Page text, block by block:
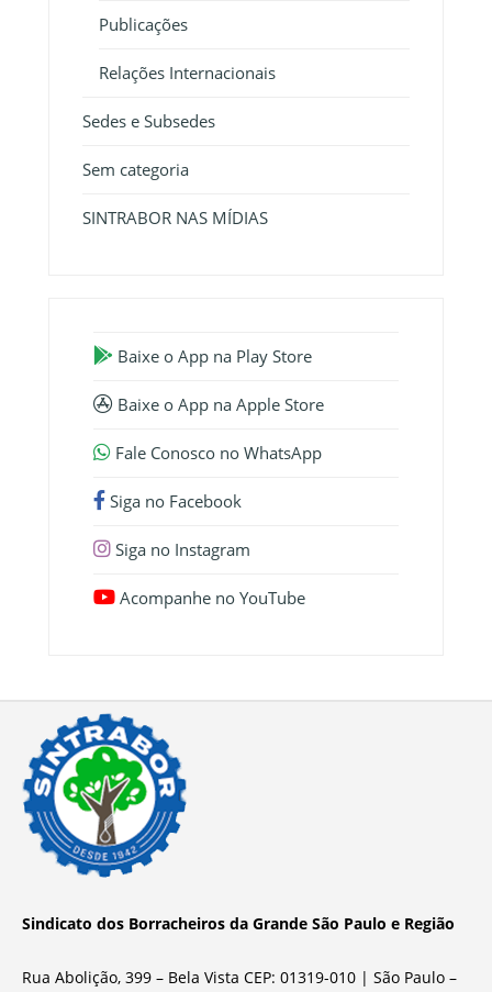
Publicações
Relações Internacionais
Sedes e Subsedes
Sem categoria
SINTRABOR NAS MÍDIAS
Baixe o App na Play Store
Baixe o App na Apple Store
Fale Conosco no WhatsApp
Siga no Facebook
Siga no Instagram
Acompanhe no YouTube
Sindicato dos Borracheiros da Grande São Paulo e Região
Rua Abolição, 399 – Bela Vista CEP: 01319-010 | São Paulo –